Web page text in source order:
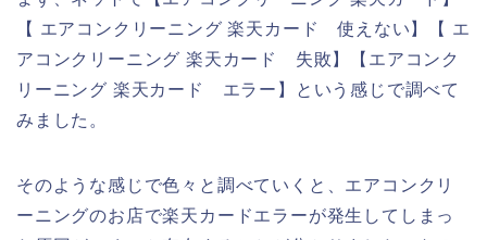
【 エアコンクリーニング 楽天カード 使えない】【 エ
アコンクリーニング 楽天カード 失敗】【エアコンク
リーニング 楽天カード エラー】という感じで調べて
みました。
そのような感じで色々と調べていくと、エアコンクリ
ーニングのお店で楽天カードエラーが発生してしまっ